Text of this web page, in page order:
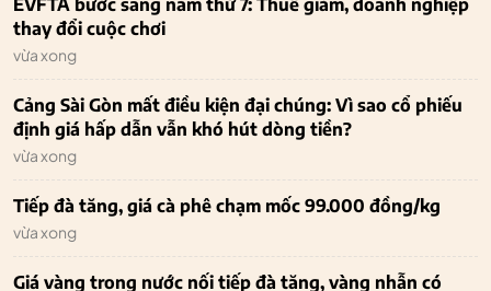
thay đổi cuộc chơi
vừa xong
Cảng Sài Gòn mất điều kiện đại chúng: Vì sao cổ phiếu
định giá hấp dẫn vẫn khó hút dòng tiền?
vừa xong
Tiếp đà tăng, giá cà phê chạm mốc 99.000 đồng/kg
vừa xong
Giá vàng trong nước nối tiếp đà tăng, vàng nhẫn có